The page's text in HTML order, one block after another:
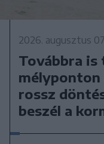
2026. augusztus
Továbbra
mélyponton
rossz
beszél a